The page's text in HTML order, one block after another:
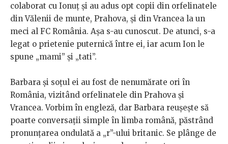
colaborat cu Ionuț și au adus opt copii din orfelinatele
din Vălenii de munte, Prahova, și din Vrancea la un
meci al FC România. Așa s-au cunoscut. De atunci, s-a
legat o prietenie puternică între ei, iar acum Ion le
spune „mami” și „tati”.
Barbara și soțul ei au fost de nenumărate ori în
România, vizitând orfelinatele din Prahova și
Vrancea. Vorbim în engleză, dar Barbara reușește să
poarte conversații simple în limba română, păstrând
pronunțarea ondulată a „r”-ului britanic. Se plânge de